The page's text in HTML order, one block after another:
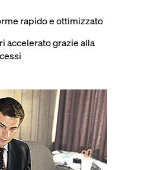
rapido e ottimizzato
accelerato grazie alla